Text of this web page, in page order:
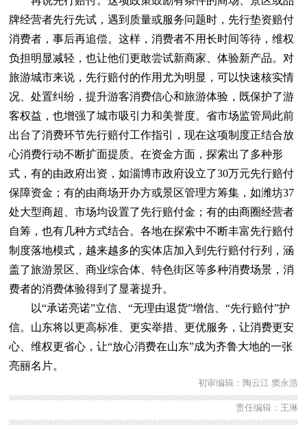
牌经营者先行先试，遇到质量或服务问题时，先行垫资赔付
消费者，事后再追偿。这样，消费者不用长时间等待，维权
负担明显减轻，也让他们更敢尝试新商家、体验新产品。对
旅游城市来说，先行赔付的作用尤为明显，可以快速核实情
况、处置纠纷，提升游客消费信心和旅游体验，既保护了游
客权益，也增强了城市吸引力和美誉度。省市场监管局此前
出台了消费环节先行赔付工作指引，现在这项制度正结合放
心消费行动不断扩面提质。在资金方面，探索出了多种形
式，有的由政府出资，如淄博市政府设立了30万元先行赔付
保障资金；有的由商场开办方或景区管理方筹集，如潍坊37
处大型商超、市场均设置了先行赔付金；有的由商圈经营者
自筹，也有几种方式结合。各地在探索中不断丰富先行赔付
制度落地模式，越来越多的实体店加入到先行赔付行列，涵
盖了旅游景区、商业综合体、特色街区等多种消费场景，消
费者的消费体验得到了显著提升。
以“承诺亮诺”立信、“无理由退货”增信、“先行赔付”护
信。山东将以更高标准、更实举措、更优服务，让消费更安
心、维权更省心，让“放心消费在山东”成为齐鲁大地的一张
亮丽名片。
初审编辑：陶云江 窦永浩
责任编辑：王琳